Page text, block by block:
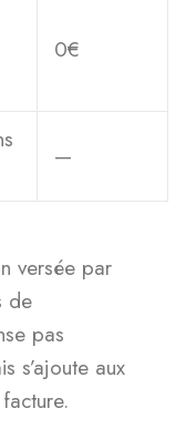
0€
—
versée par
de
pas
s’ajoute aux